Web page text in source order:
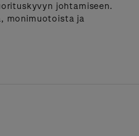
johtamiseen.
monimuotoista ja